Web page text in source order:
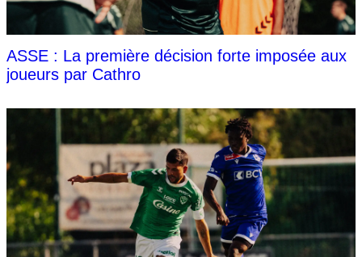
ASSE : La première décision forte imposée aux
joueurs par Cathro